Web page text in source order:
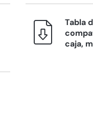
Tabla
caja,